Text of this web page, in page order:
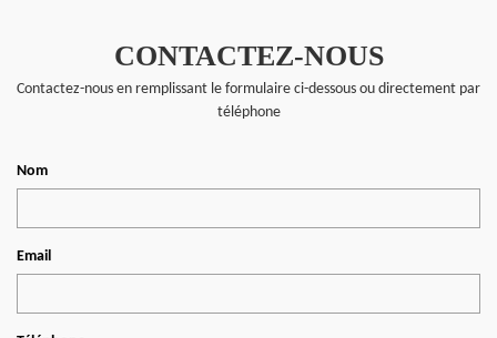
CONTACTEZ-NOUS
Contactez-nous en remplissant le formulaire ci-dessous ou directement par
téléphone
Nom
Email